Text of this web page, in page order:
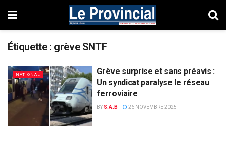
Étiquette : grève SNTF
NATIONAL
Grève surprise et sans préavis :
Un syndicat paralyse le réseau
ferroviaire
BY S.A.B 26 NOVEMBRE 2025